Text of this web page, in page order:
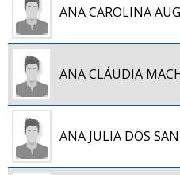
ANA CAROLINA
ANA CLÁUDIA
ANA JULIA DOS